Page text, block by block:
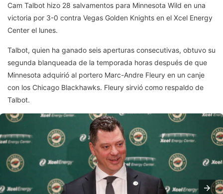
Cam Talbot hizo 28 salvamentos para Minnesota Wild en una
victoria por 3-0 contra Vegas Golden Knights en el Xcel Energy
Center el lunes.
Talbot, quien ha ganado seis aperturas consecutivas, obtuvo su
segunda blanqueada de la temporada horas después de que
Minnesota adquirió al portero Marc-Andre Fleury en un canje
con los Chicago Blackhawks. Fleury sirvió como respaldo de
Talbot.